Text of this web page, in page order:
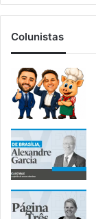
Colunistas